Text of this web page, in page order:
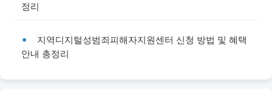
정리
지역디지털성범죄피해자지원센터 신청 방법 및 혜택
안내 총정리